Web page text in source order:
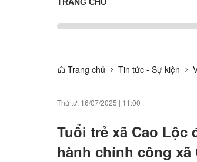
Trang chủ Tin tức - Sự kiện
Thứ tư, 16/07/2025 | 11:00
Tuổi trẻ xã Cao
hành chính công xã